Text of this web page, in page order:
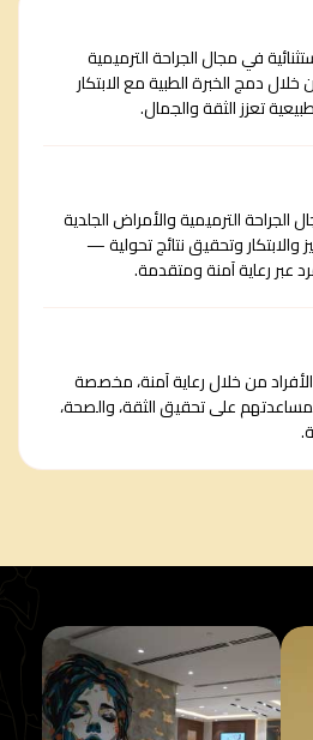
في مجال الجراحة الترميمية
خلال دمج الخبرة الطبية مع الابتكار
تعزز الثقة والجمال.
الجراحة الترميمية والأمراض الجلدية
والابتكار وتحقيق نتائج تحولية —
عبر رعاية آمنة ومتقدمة.
الأفراد من خلال رعاية آمنة، مخصصة
على تحقيق الثقة، والصحة،